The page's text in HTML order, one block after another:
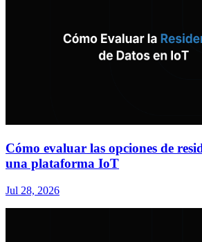
Cómo evaluar las opciones de
una plataforma IoT
Jul 28, 2026